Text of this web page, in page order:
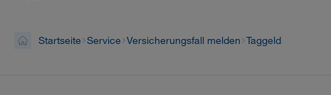
Startseite Service Versicherungsfall melden Taggeld